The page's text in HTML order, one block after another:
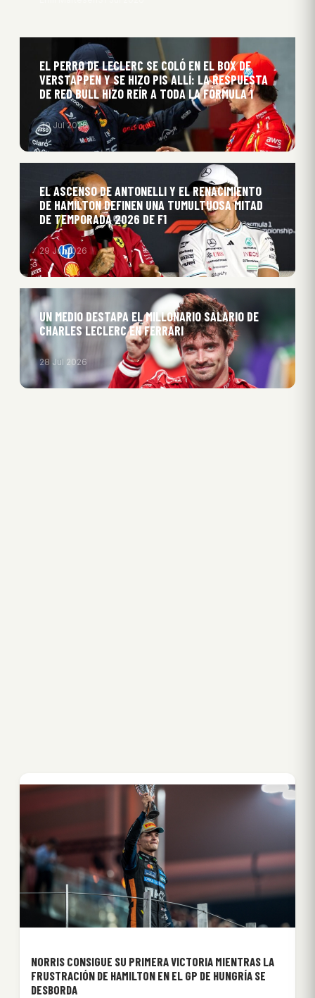
EL PERRO DE LECLERC SE COLÓ EN EL BOX DE
VERSTAPPEN Y SE HIZO PIS ALLÍ: LA RESPUESTA
DE RED BULL HIZO REÍR A TODA LA FÓRMULA 1
30 Jul 2026
EL ASCENSO DE ANTONELLI Y EL RENACIMIENTO
DE HAMILTON DEFINEN UNA TUMULTUOSA MITAD
DE TEMPORADA 2026 DE F1
29 Jul 2026
UN MEDIO DESTAPA EL MILLONARIO SALARIO DE
CHARLES LECLERC EN FERRARI
28 Jul 2026
NORRIS CONSIGUE SU PRIMERA VICTORIA MIENTRAS LA
FRUSTRACIÓN DE HAMILTON EN EL GP DE HUNGRÍA SE
DESBORDA